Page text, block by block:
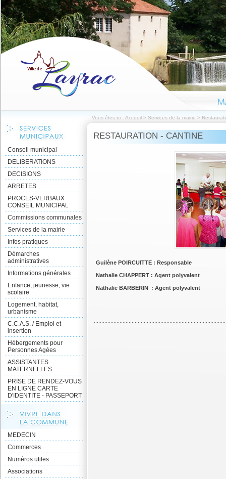
Vous êtes ici : Accueil > Services de la mairie >
Conseil municipal
DELIBERATIONS
DECISIONS
ARRETES
PROCES-VERBAUX
CONSEIL MUNICIPAL
Commissions communales
Services de la mairie
Infos pratiques
Démarches
administratives
Informations générales
Enfance, jeunesse, vie
scolaire
Logement, habitat,
urbanisme
C.C.A.S. / Emploi et
insertion
Hébergements pour
Personnes Agées
ASSISTANTES
MATERNELLES
PRISE DE RENDEZ-VOUS
EN LIGNE CARTE
D'IDENTITE - PASSEPORT
MEDECIN
Commerces
Numéros utiles
Associations
RESTAURATION - CANTINE
Guilène POIRCUITTE : Responsable
Nathalie CHAPPERT : Agent polyvalent
Nathalie BARBERIN : Agent polyvalent